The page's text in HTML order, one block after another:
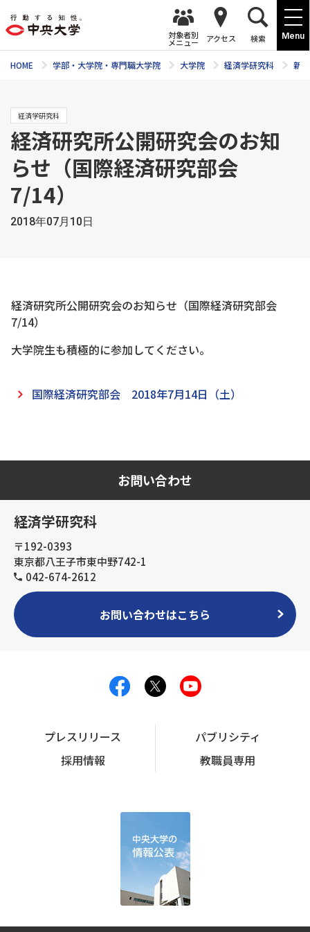
Menu
対象者別
メニュー アクセス 検索
HOME 学部・大学院・専門職大学院 大学院 経済学研究科 新
経済学研究科
経済研究所公開研究会のお知
らせ（国際経済研究部会
7/14）
2018年07月10日
経済研究所公開研究会のお知らせ（国際経済研究部会
7/14）
大学院生も積極的に参加してください。
国際経済研究部会 2018年7月14日（土）
お問い合わせ
経済学研究科
〒192-0393
東京都八王子市東中野742-1
042-674-2612
お問い合わせはこちら
プレスリリース
パブリシティ
採用情報
教職員専用